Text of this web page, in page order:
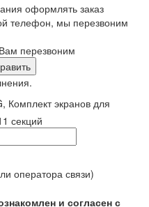
оформлять заказ
телефон, мы перезвоним
перезвоним
Комплект экранов для
секций
оператора связи)
и согласен с